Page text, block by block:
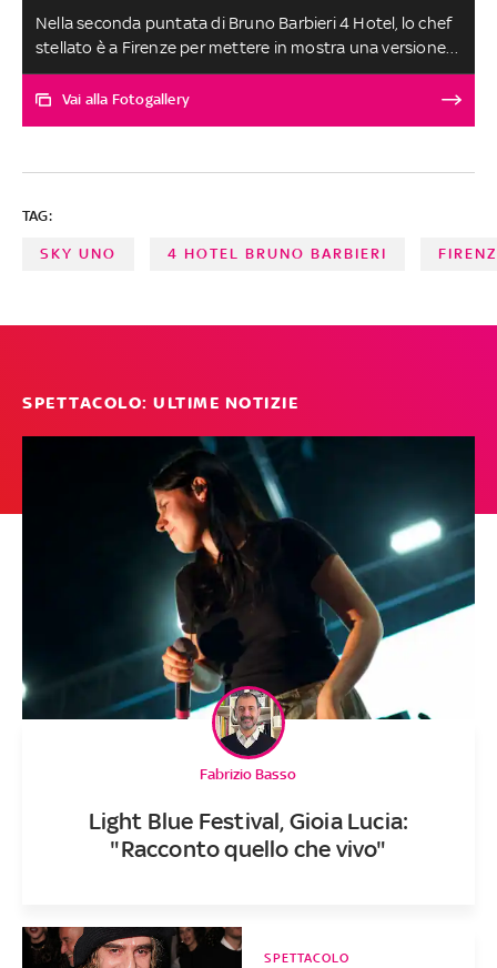
Nella seconda puntata di Bruno Barbieri 4 Hotel, lo chef
stellato è a Firenze per mettere in mostra una versione
super creativa ed eclettica della città. Qui a cogliere la
sfida sono Bonifacio, Giacomo, Asmaa e Simone che si
Uno e in streaming solo su NOW, sempre disponibile on
Vai alla Fotogallery
TAG:
SKY UNO 4 HOTEL BRUNO BARBIERI
SPETTACOLO: ULTIME NOTIZIE
Light Blue Festival, Gioia Lucia:
"Racconto quello che vivo"
Fabrizio Basso
SPETTACOLO